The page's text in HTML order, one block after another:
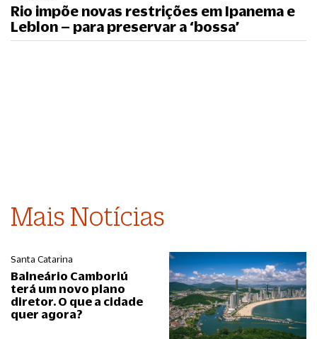
Rio impõe novas restrições em Ipanema e
Leblon – para preservar a ‘bossa’
Mais Notícias
Santa Catarina
Balneário Camboriú
terá um novo plano
diretor. O que a cidade
quer agora?